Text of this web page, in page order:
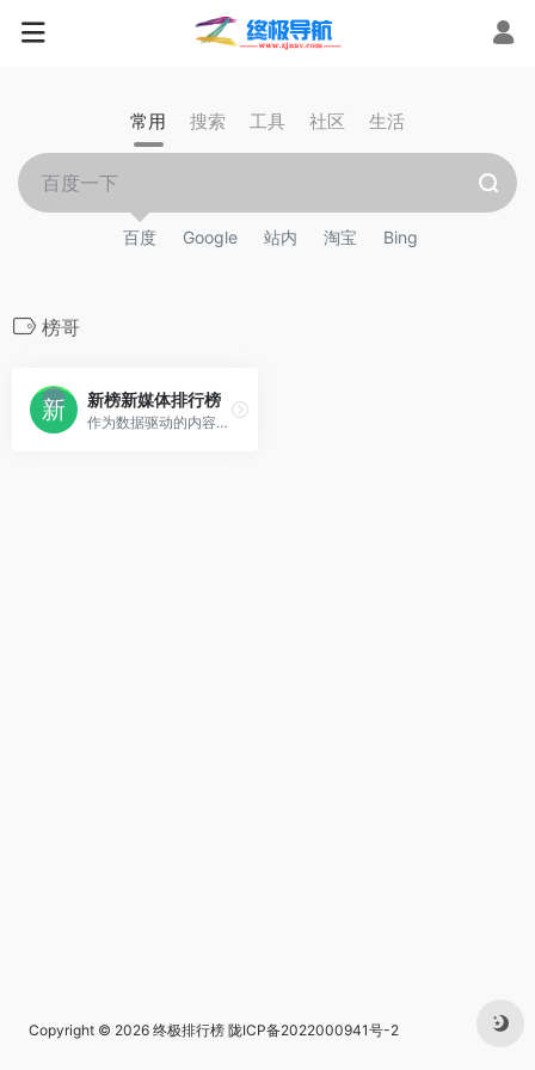
常用 搜索 工具 社区 生活
百度 Google 站内 淘宝 Bing
榜哥
新榜新媒体排行榜
作为数据驱动的内容产业服务，新榜发挥行业枢纽作用，连接线上线下资源，提供内容营销、电商导购、用户运营、版权分发等产品服务，服务于内容产业，以内容服务产业。
Copyright © 2026 终极排行榜 陇ICP备2022000941号-2